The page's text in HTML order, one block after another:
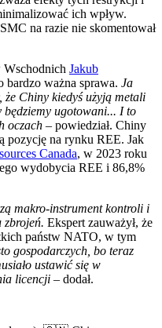
ich wpływ.
na razie nie skomentował
Wschodnich Jakub
bardzo ważna sprawa. Ja
że Chiny kiedyś użyją metali
ugotowani... I to
oczach – powiedział. Chiny
pozycję na rynku REE. Jak
Canada, w 2023 roku
wydobycia REE i 86,8%
makro-instrument kontroli i
zbrojeń. Ekspert zauważył, że
państw NATO, w tym
gospodarczych, bo teraz
ustawić się w
licencji – dodał.